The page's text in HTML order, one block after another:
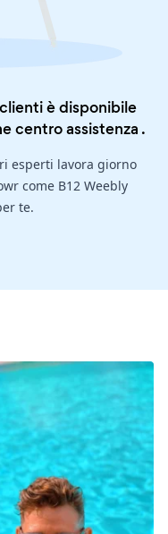
è disponibile
centro assistenza .
esperti lavora giorno
come B12 Weebly
te.